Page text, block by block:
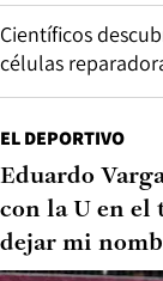
Científicos
células
EL DEPORTIVO
Eduardo
con la U en el
dejar mi